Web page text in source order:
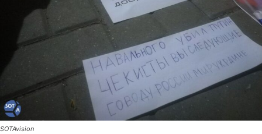
SOTAvision